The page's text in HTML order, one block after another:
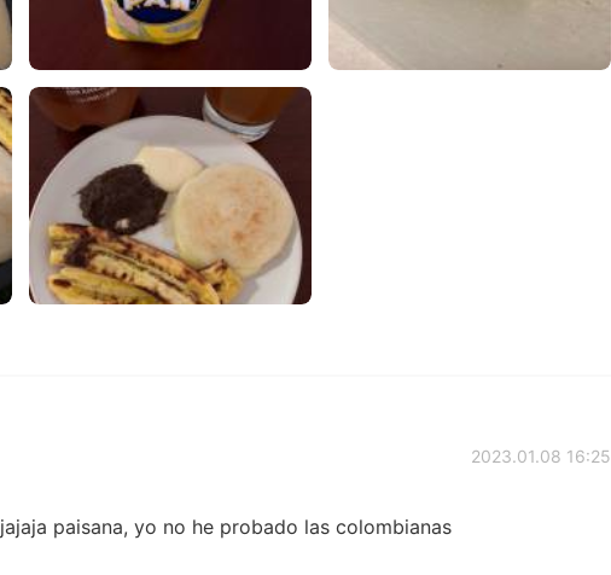
2023.01.08 16:25
jajaja paisana, yo no he probado las colombianas